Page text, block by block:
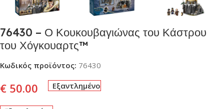
76430 – Ο Κουκουβαγιώνας του Κάστρου
του Χόγκουαρτς™
Κωδικός προϊόντος: 76430
€ 50.00 Εξαντλημένο